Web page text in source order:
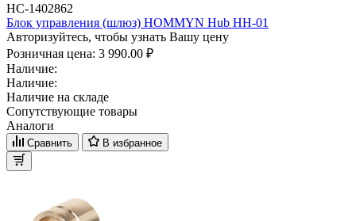
НС-1402862
Блок управления (шлюз) HOMMYN Hub HH-01
Авторизуйтесь, чтобы узнать Вашу цену
Розничная цена: 3 990.00 ₽
Наличие:
Наличие:
Наличие на складе
Сопутствующие товары
Аналоги
Сравнить В избранное